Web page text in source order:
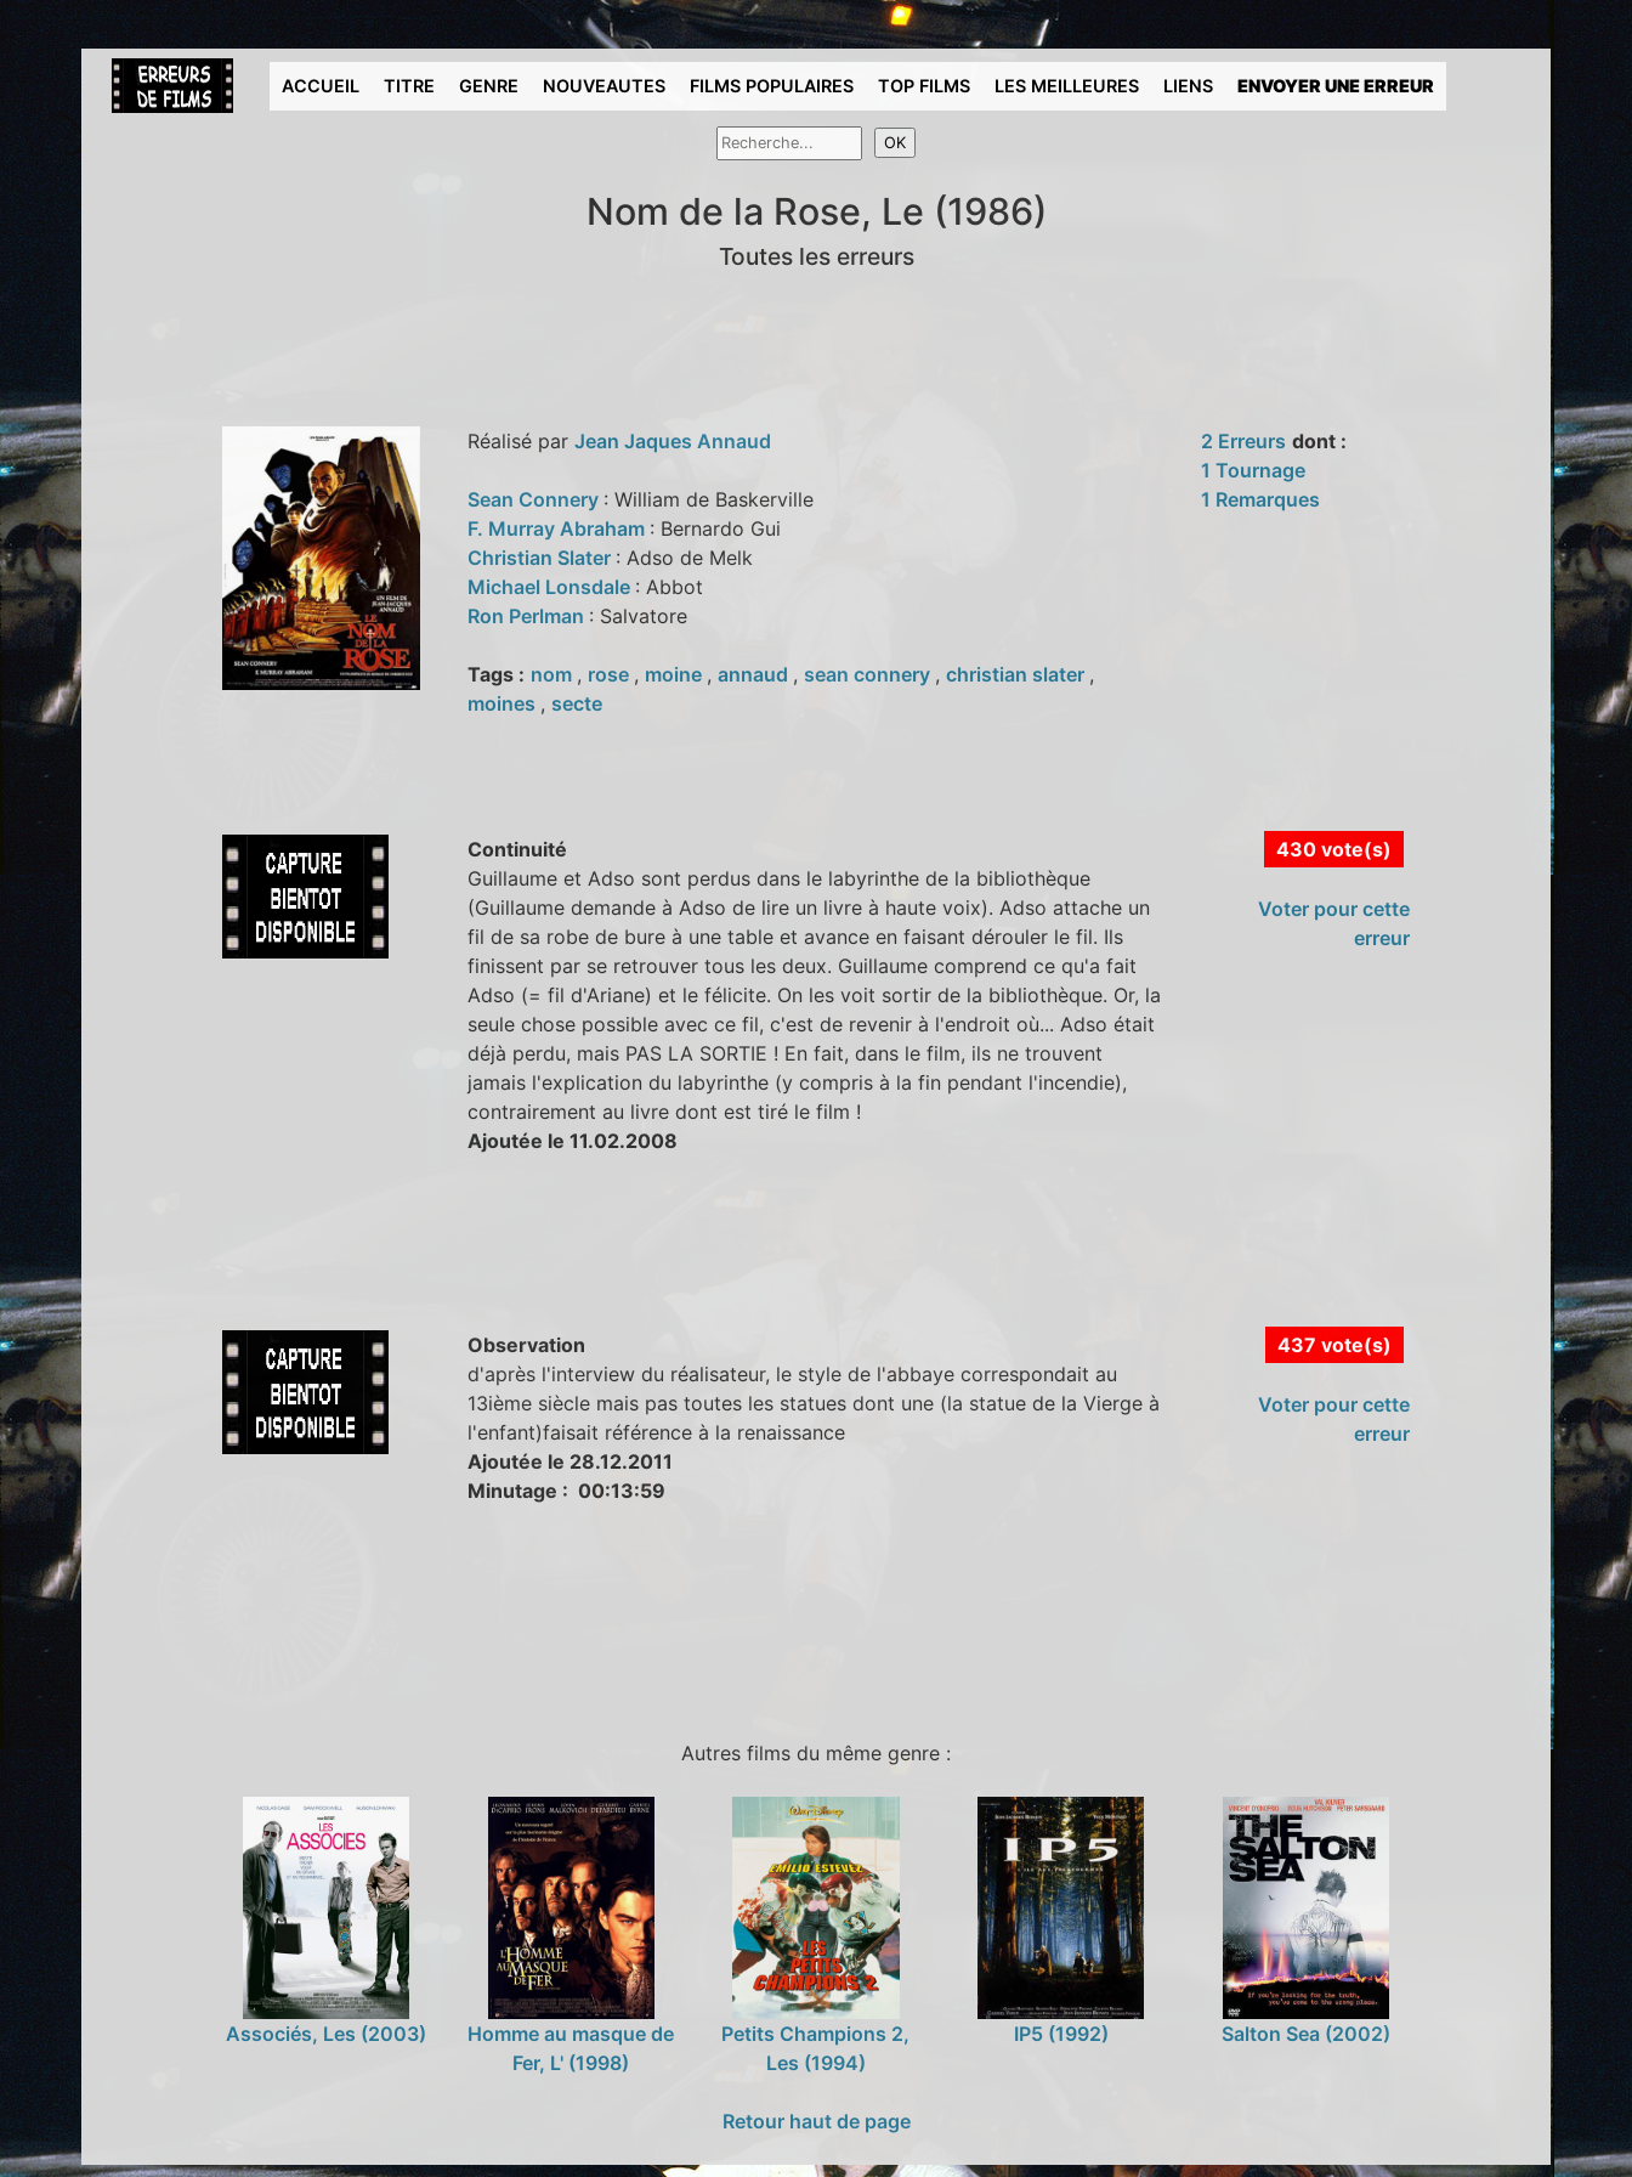
ACCUEIL TITRE GENRE NOUVEAUTES FILMS POPULAIRES TOP FILMS LES MEILLEURES LIENS ENVOYER UNE ERREUR
Nom de la Rose, Le (1986)
Toutes les erreurs
Réalisé par Jean Jaques Annaud
Sean Connery : William de Baskerville
F. Murray Abraham : Bernardo Gui
Christian Slater : Adso de Melk
Michael Lonsdale : Abbot
Ron Perlman : Salvatore
Tags : nom , rose , moine , annaud , sean connery , christian slater ,
moines , secte
2 Erreurs dont :
1 Tournage
1 Remarques
Continuité
Guillaume et Adso sont perdus dans le labyrinthe de la bibliothèque
(Guillaume demande à Adso de lire un livre à haute voix). Adso attache un
fil de sa robe de bure à une table et avance en faisant dérouler le fil. Ils
finissent par se retrouver tous les deux. Guillaume comprend ce qu'a fait
Adso (= fil d'Ariane) et le félicite. On les voit sortir de la bibliothèque. Or, la
seule chose possible avec ce fil, c'est de revenir à l'endroit où... Adso était
déjà perdu, mais PAS LA SORTIE ! En fait, dans le film, ils ne trouvent
jamais l'explication du labyrinthe (y compris à la fin pendant l'incendie),
contrairement au livre dont est tiré le film !
Ajoutée le 11.02.2008
430 vote(s)
Voter pour cette
erreur
Observation
d'après l'interview du réalisateur, le style de l'abbaye correspondait au
13ième siècle mais pas toutes les statues dont une (la statue de la Vierge à
l'enfant)faisait référence à la renaissance
Ajoutée le 28.12.2011
Minutage : 00:13:59
437 vote(s)
Voter pour cette
erreur
Autres films du même genre :
Associés, Les (2003)
Homme au masque de
Fer, L' (1998)
Petits Champions 2,
Les (1994)
IP5 (1992) Salton Sea (2002)
Retour haut de page